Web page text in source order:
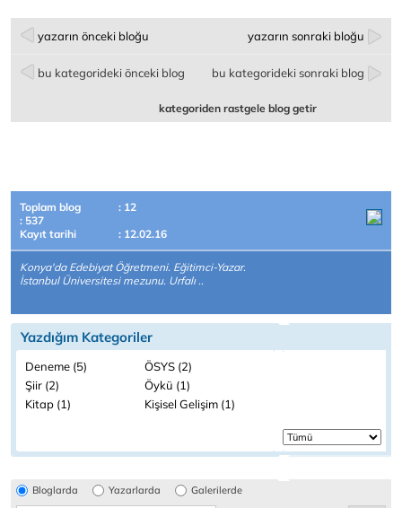
yazarın önceki bloğu yazarın sonraki bloğu
bu kategorideki önceki blog bu kategorideki sonraki blog
kategoriden rastgele blog getir
Toplam blog
: 12
: 537
Kayıt tarihi
: 12.02.16
Konya'da Edebiyat Öğretmeni. Eğitimci-Yazar.
İstanbul Üniversitesi mezunu. Urfalı ..
Yazdığım Kategoriler
Deneme (5)
ÖSYS (2)
Şiir (2)
Öykü (1)
Kitap (1)
Kişisel Gelişim (1)
Bloglarda Yazarlarda Galerilerde